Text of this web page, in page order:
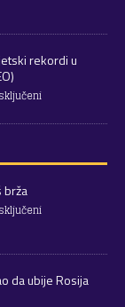
rekordi u
brža
da ubije Rosija